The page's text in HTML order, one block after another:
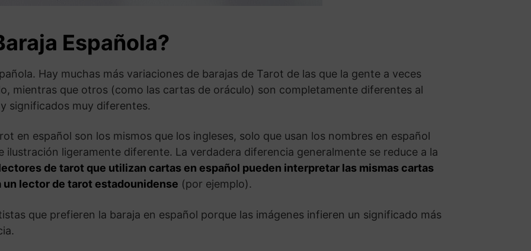
Española?
Hay muchas más variaciones de barajas de Tarot de las que la gente a veces
mientras que otros (como las cartas de oráculo) son completamente diferentes al
significados muy diferentes.
en español son los mismos que los ingleses, solo que usan los nombres en español
ilustración ligeramente diferente. La verdadera diferencia generalmente se reduce a la
de tarot que utilizan cartas en español pueden interpretar las mismas cartas
un lector de tarot estadounidense (por ejemplo).
que prefieren la baraja en español porque las imágenes infieren un significado más